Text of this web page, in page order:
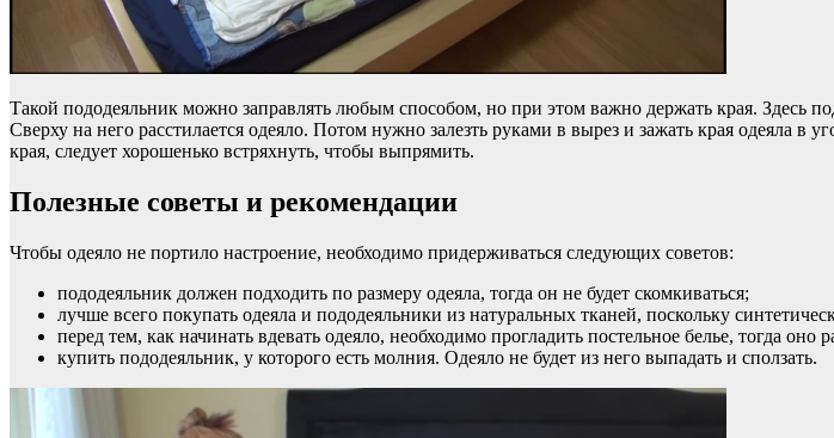
Такой пододеяльник можно заправлять любым способом, но при этом важно держать края. Здесь
Сверху на него расстилается одеяло. Потом нужно залезть руками в вырез и зажать края одеяла в
края, следует хорошенько встряхнуть, чтобы выпрямить.
Полезные советы и рекомендации
Чтобы одеяло не портило настроение, необходимо придерживаться следующих советов:
пододеяльник должен подходить по размеру одеяла, тогда он не будет скомкиваться;
лучше всего покупать одеяла и пододеяльники из натуральных тканей, поскольку
перед тем, как начинать вдевать одеяло, необходимо прогладить постельное белье, тогда оно
купить пододеяльник, у которого есть молния. Одеяло не будет из него выпадать и сползать.